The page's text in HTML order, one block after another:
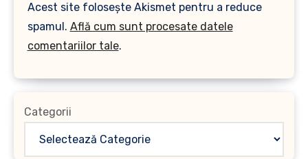
Acest site folosește Akismet pentru a reduce
spamul. Află cum sunt procesate datele
comentariilor tale.
Categorii